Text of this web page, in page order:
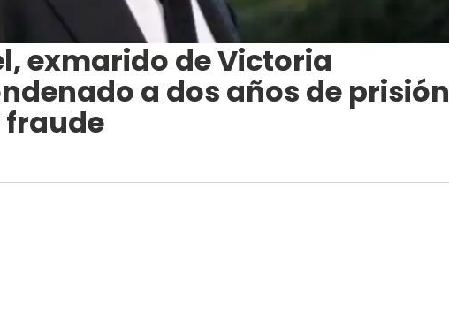
exmarido de Victoria
a dos años de prisión
fraude